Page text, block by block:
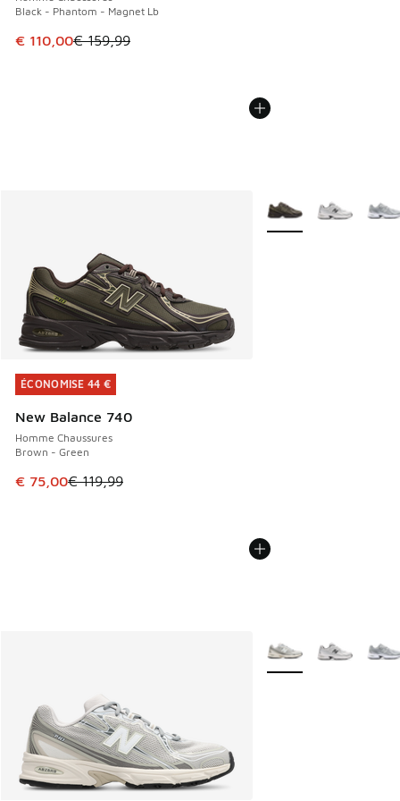
Black - Phantom - Magnet Lb
Cet article est en promotion. Prix en baisse de € 159,99 à
€ 110,00€ 159,99
ÉCONOMISE 44 €
New Balance 740
Homme Chaussures
Brown - Green
Cet article est en promotion. Prix en baisse de € 119,99 à
€ 75,00€ 119,99
ÉCONOMISE 44 €
Plus de couleurs
Plus de couleurs